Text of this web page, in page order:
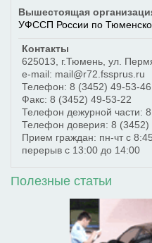
Вышестоящая
УФССП России по
Контакты
625013
г.Тюмень ул.
e-mail: mail@r72.fssprus.ru
Телефон: 8 (3452) 49-53-46
Факс: 8 (3452) 49-53-22
Телефон дежурной части:
Телефон доверия: 8 (3452)
Прием граждан: пн-чт с
перерыв с 13:00 до 14:00
Полезные статьи